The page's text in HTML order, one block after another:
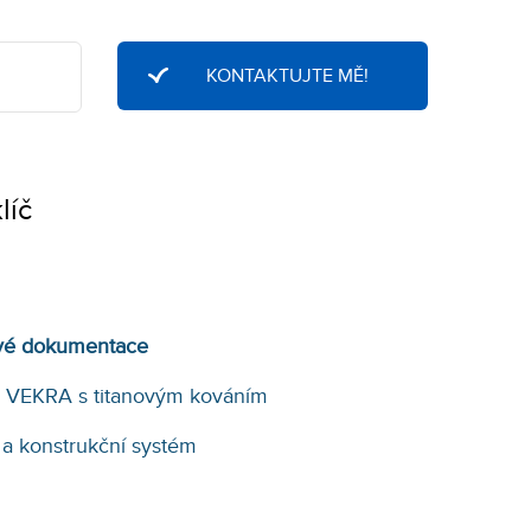
dokumentace
s titanovým kováním
konstrukční systém